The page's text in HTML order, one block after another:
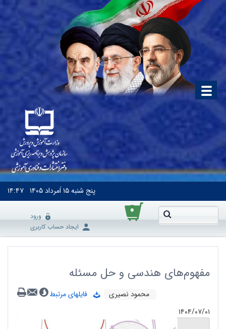
پنج شنبه۱۵ اَمرداد ۱۴۰۵ ۱۴:۴۷
۰
ورود
ایجاد حساب کاربری
مفهوم‌های هندسی و حل مسئله
محمود نصیری
فایلهای مرتبط
۱۴۰۴/۰۷/۰۱